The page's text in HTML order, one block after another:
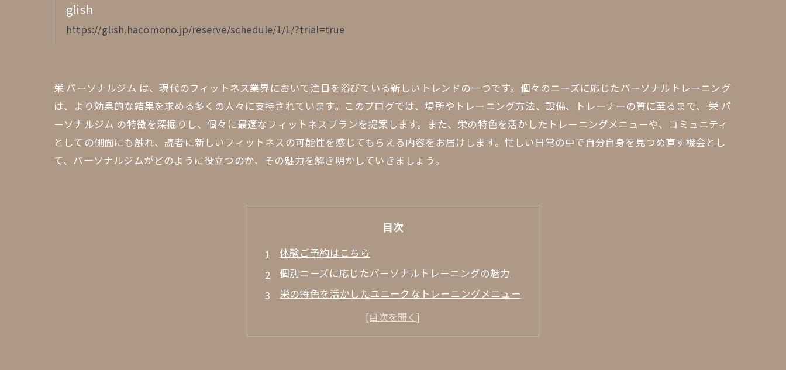
glish
https://glish.hacomono.jp/reserve/schedule/1/1/?trial=true
栄 パーソナルジム は、現代のフィットネス業界において注目を浴びている新しいトレンドの一つです。個々のニーズに応じたパーソナルトレーニング
は、より効果的な結果を求める多くの人々に支持されています。このブログでは、場所やトレーニング方法、設備、トレーナーの質に至るまで、 栄 パ
ーソナルジム の特徴を深掘りし、個々に最適なフィットネスプランを提案します。また、栄の特色を活かしたトレーニングメニューや、コミュニティ
としての側面にも触れ、読者に新しいフィットネスの可能性を感じてもらえる内容をお届けします。忙しい日常の中で自分自身を見つめ直す機会とし
て、パーソナルジムがどのように役立つのか、その魅力を解き明かしていきましょう。
目次
体験ご予約はこちら
個別ニーズに応じたパーソナルトレーニングの魅力
栄の特色を活かしたユニークなトレーニングメニュー
コミュニティとしての栄パーソナルジムの重要性
忙しい日常を乗り越えるフィットネスの新しい可能性